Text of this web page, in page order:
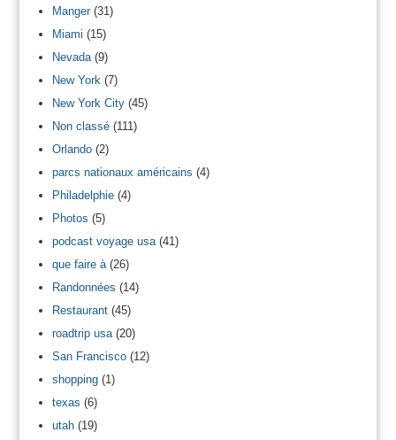
Manger(31)
Miami (15)
Nevada(9)
New York (7)
New York City(45)
Non classé(111)
Orlando(2)
parcs nationaux américains (4)
Philadelphie(4)
Photos (5)
podcast voyage usa(41)
que faire à(26)
Randonnées (14)
Restaurant(45)
roadtrip usa(20)
San Francisco(12)
shopping(1)
texas (6)
utah(19)